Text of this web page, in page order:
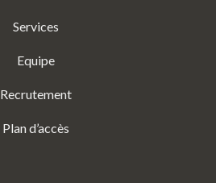
Services
Equipe
Recrutement
Plan d’accès